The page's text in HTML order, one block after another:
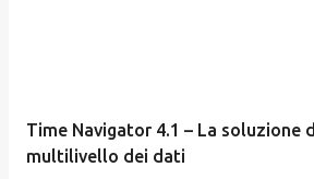
Time Navigator 4.1 – La soluzione
multilivello dei dati